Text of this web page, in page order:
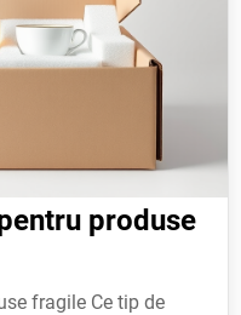
produse
despre starea ambalajului, dar acestea sunt mai frecvent utilizate în industria logistică industrială.În ceea ce privește stocarea produselor, cutiile trebuie păstrate în spații uscate, cu temperatură controlată și fără expunere la lumina directă. Este important să se evite stivuirea excesivă a ambalajelor pentru a preveni deformearea. Pentru produsele care necesită condiții speciale, se pot folosi cutii cu izolație termică sau umiditate.În concluzie, alegerea unei cutii perfecte implică o combinație între materiale adecvate, dimensiuni precise, umplere eficientă și etichetare clară. În 2026, inovațiile în domeniul ambalajelor permit adaptarea la nevoile specifice ale fiecărui produs, asigurând o protecție maximă în transport și depozitare.Soluții inovatoare pentru ambalaje personalizate și sigilare eficientă Alegerea unei cutii potrivite pentru produse fragile nu este doar o problemă de estetică, ci un factor esențial care poate preveni deteriorarea bunurilor în timpul transportului. În anii 2026, industria ambalajelor a evoluat semnificativ, oferind soluții inovatoare care combină protecția maximă cu personalizarea și eficiența sigilării. Această secțiune explorează cele mai moderne metode de creare a ambalajelor adaptate pentru produse delicate.În primul rând, materialul de bază al cutiei joacă un rol critic. Ambalaje din polistiren expandat (EPS) sunt cunoscute pentru izolarea termică și capacitatea lor de a absorbi șocurile. În schimb, cutii din carton ondulat cu strat de protecție oferă o combinație ideală între rezistență și ușurință. De asemenea, materiale biodegradabile, precum celuloza modificată sau plăci din material compostabil, sunt preferate de cei care doresc o soluție ecologică fără să compromită siguranța produselor.Personalizarea ambalajelor este un aspect cheie pentru branduri și clienți. Sigilarea eficientă poate fi realizată prin tehnici precum sigilare termică automată, care asigură o etanșitate completă, sau sisteme de închidere cu șurub pentru produse voluminoase. Unele companii integrează detectoare de deschidere pentru a preveni furtul sau deteriorarea accidentală. De asemenea, utilizarea invelopelor de protecție din polietilenă cu straturi multiple ofe